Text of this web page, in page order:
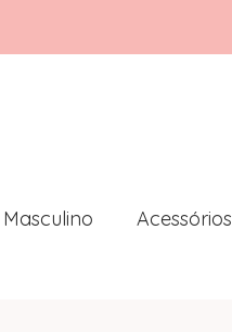
Masculino Acessórios